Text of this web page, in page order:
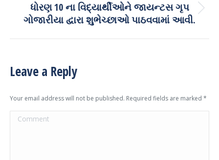
Next
post:
ધોરણ 10 ના વિદ્યાર્થીઓને જાયન્ટસ ગૃપ
ગોજારીયા દ્વારા શુભેચ્છાઓ પાઠવવામાં આવી.
Leave a Reply
Your email address will not be published. Required fields are marked *
Comment